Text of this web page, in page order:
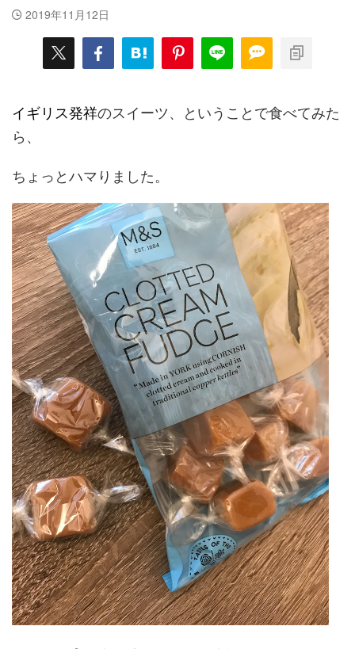
2019年11月12日
イギリス発祥のスイーツ、ということで食べてみた
ら、
ちょっとハマりました。